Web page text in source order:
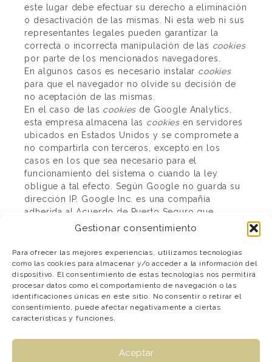
Gestionar consentimiento
Para ofrecer las mejores experiencias, utilizamos tecnologías
como las cookies para almacenar y/o acceder a la información del
dispositivo. El consentimiento de estas tecnologías nos permitirá
procesar datos como el comportamiento de navegación o las
identificaciones únicas en este sitio. No consentir o retirar el
consentimiento, puede afectar negativamente a ciertas
características y funciones.
Aceptar
este lugar debe efectuar su derecho a eliminación
o desactivación de las mismas. Ni esta web ni sus
representantes legales pueden garantizar la
correcta o incorrecta manipulación de las cookies
por parte de los mencionados navegadores.
En algunos casos es necesario instalar cookies
para que el navegador no olvide su decisión de
no aceptación de las mismas.
En el caso de las cookies de Google Analytics,
esta empresa almacena las cookies en servidores
ubicados en Estados Unidos y se compromete a
no compartirla con terceros, excepto en los
casos en los que sea necesario para el
funcionamiento del sistema o cuando la ley
obligue a tal efecto. Según Google no guarda su
dirección IP. Google Inc. es una compañía
adherida al Acuerdo de Puerto Seguro que
garantiza que todos los datos transferidos serán
normativa europea. Puede consultar información
detallada a este respectoen este enlace. Si desea
información sobre el uso que Google da a las
cookiesle adjuntamos este otro enlace.
Para cualquier duda o consulta acerca de esta
política de cookies
no dude en comunicarse con
Asesor de Cookies es un
plugin para WordPress